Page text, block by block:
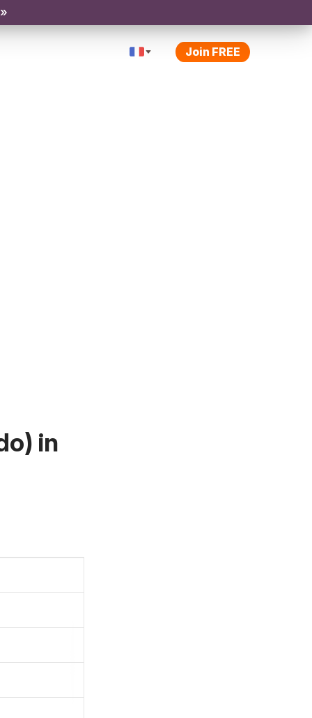
Join FREE
in